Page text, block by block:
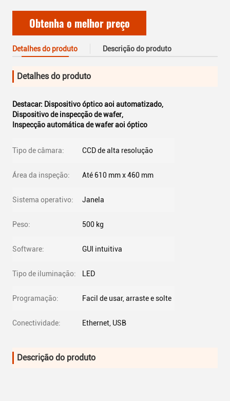
Obtenha o melhor preço
Detalhes do produto Descrição do produto
Detalhes do produto
Destacar: Dispositivo óptico aoi automatizado,
Dispositivo de inspecção de wafer,
Inspecção automática de wafer aoi óptico
Tipo de câmara: CCD de alta resolução
Área da inspeção: Até 610 mm x 460 mm
Sistema operativo: Janela
Peso: 500 kg
Software: GUI intuitiva
Tipo de iluminação: LED
Programação: Facil de usar, arraste e solte
Conectividade: Ethernet, USB
Descrição do produto